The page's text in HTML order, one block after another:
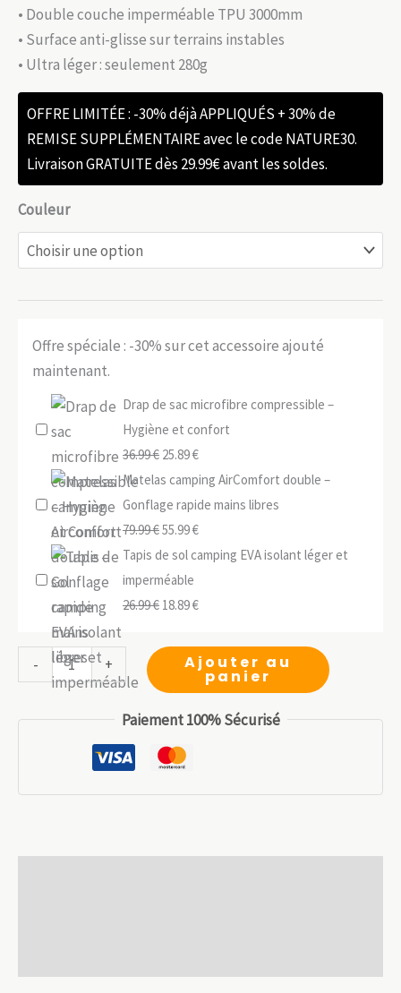
• Double couche imperméable TPU 3000mm
• Surface anti-glisse sur terrains instables
• Ultra léger : seulement 280g
OFFRE LIMITÉE : -30% déjà APPLIQUÉS + 30% de
REMISE SUPPLÉMENTAIRE avec le code NATURE30.
Livraison GRATUITE dès 29.99€ avant les soldes.
Couleur
Offre spéciale : -30% sur cet accessoire ajouté
maintenant.
Drap de sac microfibre compressible –
Hygiène et confort
36.99€ Le
prix
initial
était :
36.99 €.
25.89€Le
prix
actuel
est :
25.89 €.
Matelas camping AirComfort double –
Gonflage rapide mains libres
79.99€Le
prix
initial
était :
55.99€Le
prix
est :
Tapis de sol camping EVA isolant léger et
imperméable
26.99€ Le
initial
18.89€Le
actuel
est :
-
quantité
de
&
+ Ajouter au
panier
Paiement 100% Sécurisé